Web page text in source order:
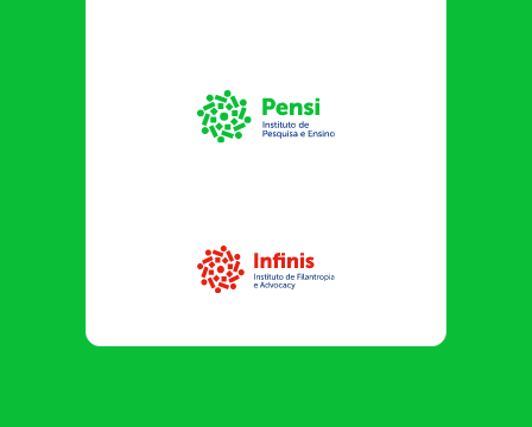
Instituto Pensi
Infinis